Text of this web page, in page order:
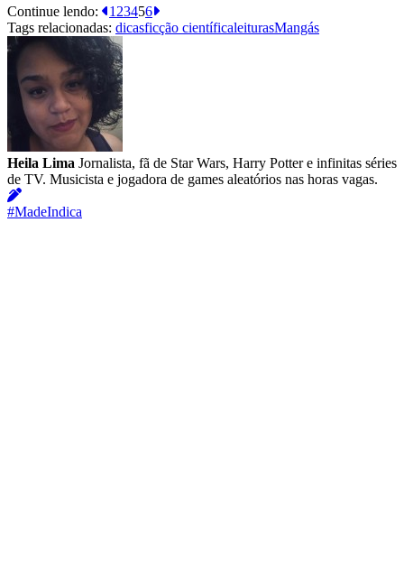
Continue lendo:
1 23456
Tags relacionadas: dicasficção científicaleiturasMangás
Heila Lima Jornalista, fã de Star Wars, Harry Potter e infinitas séries
de TV. Musicista e jogadora de games aleatórios nas horas vagas.
#MadeIndica